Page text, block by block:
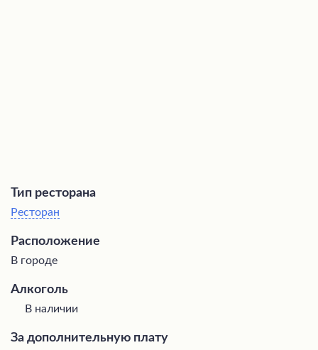
Тип ресторана
Ресторан
Расположение
В городе
Алкоголь
В наличии
За дополнительную плату